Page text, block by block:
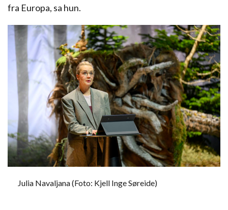
fra Europa, sa hun.
Julia Navaljana (Foto: Kjell Inge Søreide)